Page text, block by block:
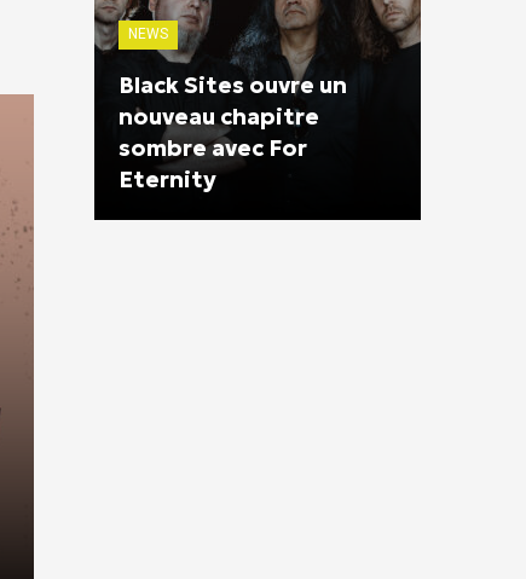
NEWS
Black Sites ouvre un
nouveau chapitre
sombre avec For
Eternity